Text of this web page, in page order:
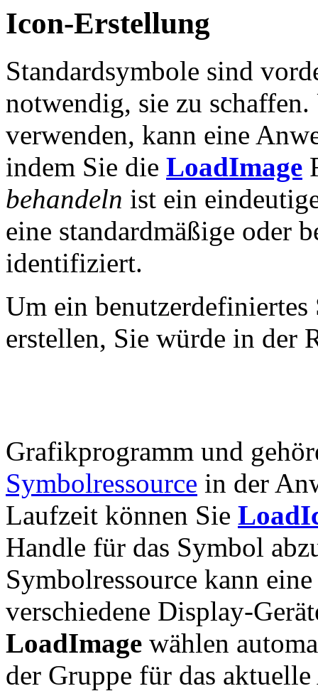
Icon-Erstellung
Standardsymbole sind
notwendig, sie zu
verwenden, kann eine
indem Sie die LoadImage
behandeln ist ein
eine standardmäßige oder
identifiziert.
Um ein
erstellen, Sie würde in der
Grafikprogramm und
Symbolressource in der
Laufzeit können Sie
Handle für das Symbol
Symbolressource kann
verschiedene Display-
LoadImage wählen
der Gruppe für das